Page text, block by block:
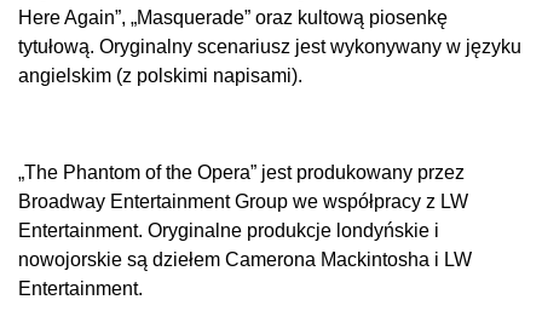
Here Again”, „Masquerade” oraz kultową piosenkę
tytułową. Oryginalny scenariusz jest wykonywany w języku
angielskim (z polskimi napisami).
„The Phantom of the Opera” jest produkowany przez
Broadway Entertainment Group we współpracy z LW
Entertainment. Oryginalne produkcje londyńskie i
nowojorskie są dziełem Camerona Mackintosha i LW
Entertainment.